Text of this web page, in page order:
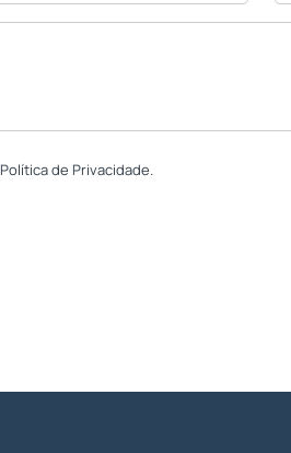
de Privacidade.